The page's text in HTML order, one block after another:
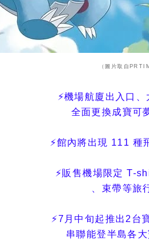
（圖片取自
⚡️機場航廈出入口
全面更換成寶可
⚡️館內將出現 111 種
⚡️販售機場限定 T-
束帶等旅
⚡️7月中旬起推出2台
串聯能登半島各